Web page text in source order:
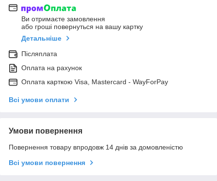
Ви отримаєте замовлення
або гроші повернуться на вашу картку
Детальніше
Післяплата
Оплата на рахунок
Оплата карткою Visa, Mastercard - WayForPay
Всі умови оплати
Умови повернення
Повернення товару впродовж 14 днів за домовленістю
Всі умови повернення